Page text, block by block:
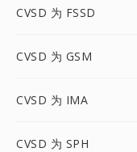
CVSD 为 FSSD
CVSD 为 GSM
CVSD 为 IMA
CVSD 为 SPH